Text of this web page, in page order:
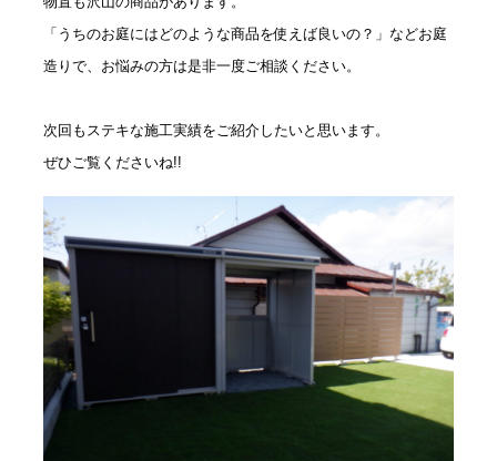
「うちのお庭にはどのような商品を使えば良いの？」などお庭
造りで、お悩みの方は是非一度ご相談ください。
次回もステキな施工実績をご紹介したいと思います。
ぜひご覧くださいね!!